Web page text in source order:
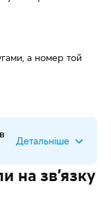
а номер той
Детальніше
на зв’язку